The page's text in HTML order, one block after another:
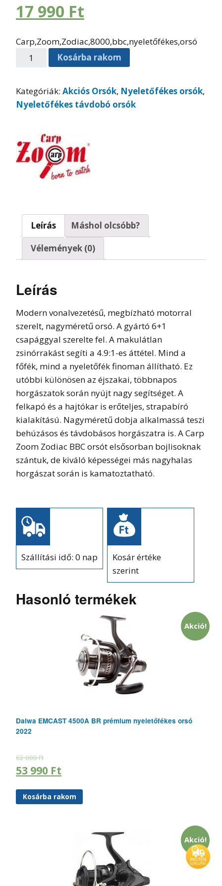
17 990 Ft
Carp,Zoom,Zodiac,8000,bbc,nyeletőfékes,orsó
Kosárba rakom
Kategóriák: Akciós Orsók, Nyeletőfékes orsók,
Nyeletőfékes távdobó orsók
Leírás
Máshol olcsóbb?
Vélemények (0)
Leírás
Modern vonalvezetésű, megbízható motorral
szerelt, nagyméretű orsó. A gyártó 6+1
csapággyal szerelte fel. A makulátlan
zsinórrakást segíti a 4.9:1-es áttétel. Mind a
főfék, mind a nyeletőfék finoman állítható. Ez
utóbbi különösen az éjszakai, többnapos
horgászatok során nyújt nagy segítséget. A
felkapó és a hajtókar is erőteljes, strapabíró
kialakítású. Nagyméretű dobja alkalmassá teszi
behúzásos és távdobásos horgászatra is. A Carp
Zoom Zodiac BBC orsót elsősorban bojlisoknak
szántuk, de kiváló képességei más nagyhalas
horgászat során is kamatoztatható.
Szállítási idő: 0 nap
Kosár értéke
szerint
Hasonló termékek
Akció!
Daiwa EMCAST 4500A BR prémium nyeletőfékes orsó
2022
62 000Ft
53 990 Ft
Kosárba rakom
Akció!